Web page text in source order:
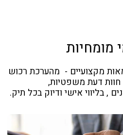
מומחיות
, בליווי אישי ודיוק בכל תיק.